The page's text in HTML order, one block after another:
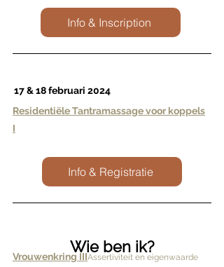
Info & Inscription
17 & 18 februari 2024
Residentiële Tantramassage voor koppels
I
Info & Registratie
Wie ben ik?
Vrouwenkring IIIAssertiviteit en eigenwaarde